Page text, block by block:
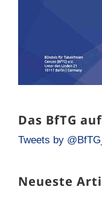
Das BfTG
Tweets by
Neueste